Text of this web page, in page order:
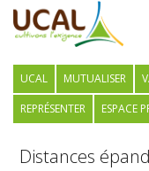
UCAL MUTUALISER
REPRÉSENTER
ESPACE
Distances